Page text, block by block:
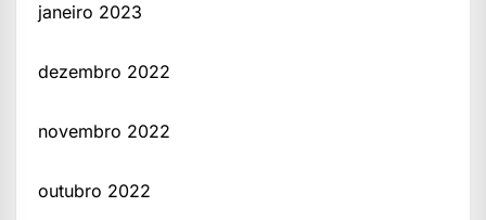
janeiro 2023
dezembro 2022
novembro 2022
outubro 2022